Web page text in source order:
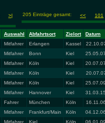
>| 205 Einträge gesamt: << 101
Auswahl Abfahrtsort Zielort
Datum
Mitfahrer Erlangen Kassel
Mitfahrer Bonn Kiel
Mitfahrer Köln Kiel
Mitfahrer Köln Kiel
Mitfahrer Köln Kiel
Mitfahrer Hannover Kiel
Fahrer München Köln
Mitfahrer Frankfurt/Main Köln
Mitfahrer Kiel Köln